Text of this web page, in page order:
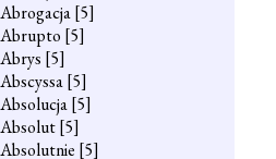
Abrogacja[5]
Abrupto [5]
Abrys [5]
Abscyssa[5]
Absolucja[5]
Absolut[5]
Absolutnie [5]